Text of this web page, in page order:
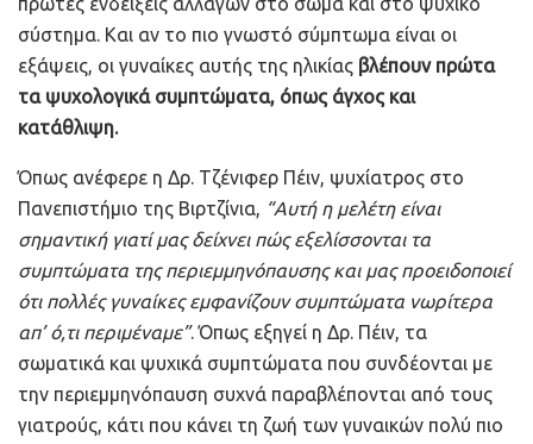
σύστημα. Και αν το πιο γνωστό σύμπτωμα είναι οι
εξάψεις, οι γυναίκες αυτής της ηλικίας βλέπουν πρώτα
τα ψυχολογικά συμπτώματα, όπως άγχος και
κατάθλιψη.
Όπως ανέφερε η Δρ. Τζένιφερ Πέιν, ψυχίατρος στο
Πανεπιστήμιο της Βιρτζίνια, “Αυτή η μελέτη είναι
σημαντική γιατί μας δείχνει πώς εξελίσσονται τα
συμπτώματα της περιεμμηνόπαυσης και μας προειδοποιεί
ότι πολλές γυναίκες εμφανίζουν συμπτώματα νωρίτερα
απ’ ό,τι περιμέναμε”. Όπως εξηγεί η Δρ. Πέιν, τα
σωματικά και ψυχικά συμπτώματα που συνδέονται με
την περιεμμηνόπαυση συχνά παραβλέπονται από τους
γιατρούς, κάτι που κάνει τη ζωή των γυναικών πολύ πιο